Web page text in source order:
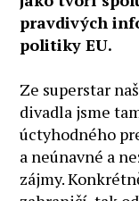
pravdivých
politiky EU.
Ze superstar
divadla jsme
úctyhodného
a neúnavné a
zájmy.